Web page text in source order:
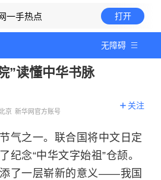
一手热点 打开
无障碍
”读懂中华书脉
京 新华网官方账号
关注
气之一。联合国将中文日定
纪念“中华文字始祖”仓颉。
了一层崭新的意义——我国